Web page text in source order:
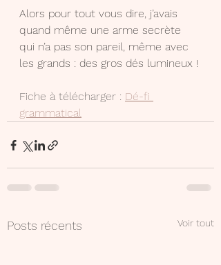
Alors pour tout vous dire, j’avais
quand même une arme secrète
qui n’a pas son pareil, même avec
les grands : des gros dés lumineux !
Fiche à télécharger : Dé-fi
grammatical
Posts récents Voir tout